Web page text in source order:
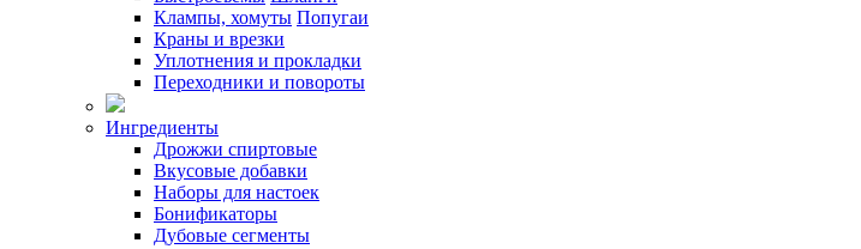
Клампы, хомуты Попугаи
Краны и врезки
Уплотнения и прокладки
Переходники и повороты
Ингредиенты
Дрожжи спиртовые
Вкусовые добавки
Наборы для настоек
Бонификаторы
Дубовые сегменты